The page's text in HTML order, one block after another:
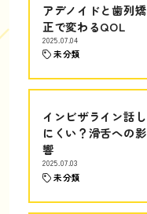
アデノイドと歯列矯
正で変わるQOL
2025.07.04
未分類
インビザライン話し
にくい？滑舌への影
響
2025.07.03
未分類